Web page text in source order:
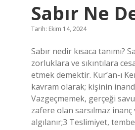
Sabır Ne
Tarih: Ekim 14, 2024
Sabır nedir kısaca tanımı?
zorluklara ve sıkıntılara
etmek demektir. Kur’an-ı
kavram olarak; kişinin
Vazgeçmemek, gerçeği
zafere olan sarsılmaz
algılanır;3 Teslimiyet,